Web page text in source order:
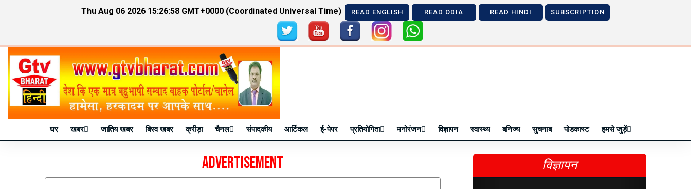
Thu Aug 06 2026 15:26:59 GMT+0000 (Coordinated Universal Time) READ ENGLISH READ ODIA READ HINDI SUBSCRIPTION
घर खबर जातिय खबर बिस्व खबर क्रीड़ा चैनल संपादकीय आर्टिकल ई-पेपर प्रतियोगिता मनोरंजन विज्ञापन स्वास्थ्य बनिज्य सुचनाब पोडकास्ट हमसे जुड़ें
Advertisement विज्ञापन